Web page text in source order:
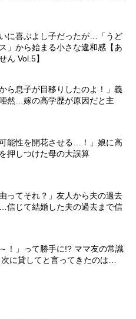
に喜ぶよし子だったが…「うど
」から始まる小さな違和感【あ
ん Vol.5】
ら息子が目移りしたのよ！」義
然…嫁の高学歴が原因だと主
可能性を開花させる…！」娘に高
押しつけた母の大誤算
ってそれ？」友人から夫の過去
信じて結婚した夫の過去まで信
！」って勝手に!? ママ友の常識
に貸してと言ってきたのは…